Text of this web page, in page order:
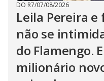
DO R7/07/08/2026
Leila Pereira
não se
do Flamengo.
milionário